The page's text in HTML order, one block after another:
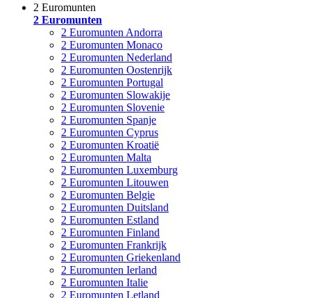
2 Euromunten
2 Euromunten
2 Euromunten Andorra
2 Euromunten Monaco
2 Euromunten Nederland
2 Euromunten Oostenrijk
2 Euromunten Portugal
2 Euromunten Slowakije
2 Euromunten Slovenie
2 Euromunten Spanje
2 Euromunten Cyprus
2 Euromunten Kroatië
2 Euromunten Malta
2 Euromunten Luxemburg
2 Euromunten Litouwen
2 Euromunten Belgie
2 Euromunten Duitsland
2 Euromunten Estland
2 Euromunten Finland
2 Euromunten Frankrijk
2 Euromunten Griekenland
2 Euromunten Ierland
2 Euromunten Italie
2 Euromunten Letland